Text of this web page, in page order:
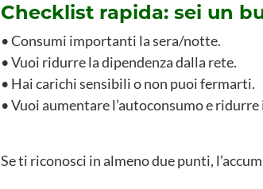
Checklist rapida: sei un
• Consumi importanti la sera/notte.
• Vuoi ridurre la dipendenza dalla rete.
• Hai carichi sensibili o non puoi fermarti.
• Vuoi aumentare l’autoconsumo e
Se ti riconosci in almeno due punti,